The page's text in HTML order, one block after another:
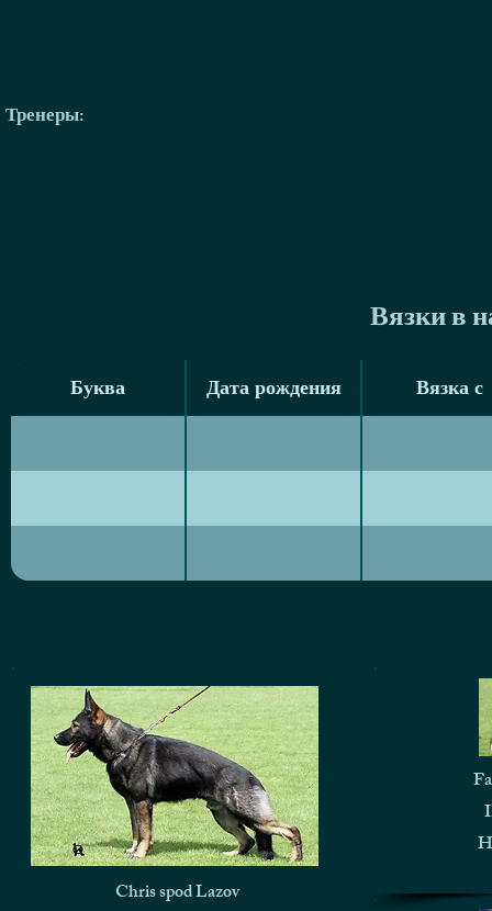
Тренеры:
Вязки в
Буква Дата рождения Вязка с
Буква Дата рождения Вязка с
Chris spod Lazov